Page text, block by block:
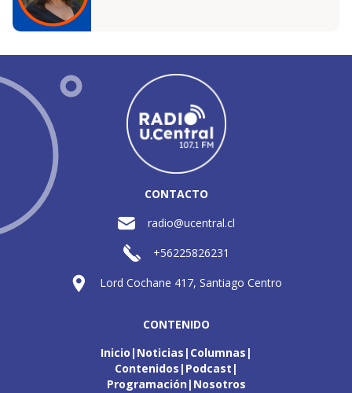
CONTACTO
radio@ucentral.cl
+56225826231
Lord Cochane 417, Santiago Centro
CONTENIDO
Inicio Noticias Columnas
Contenidos Podcast
Programación Nosotros